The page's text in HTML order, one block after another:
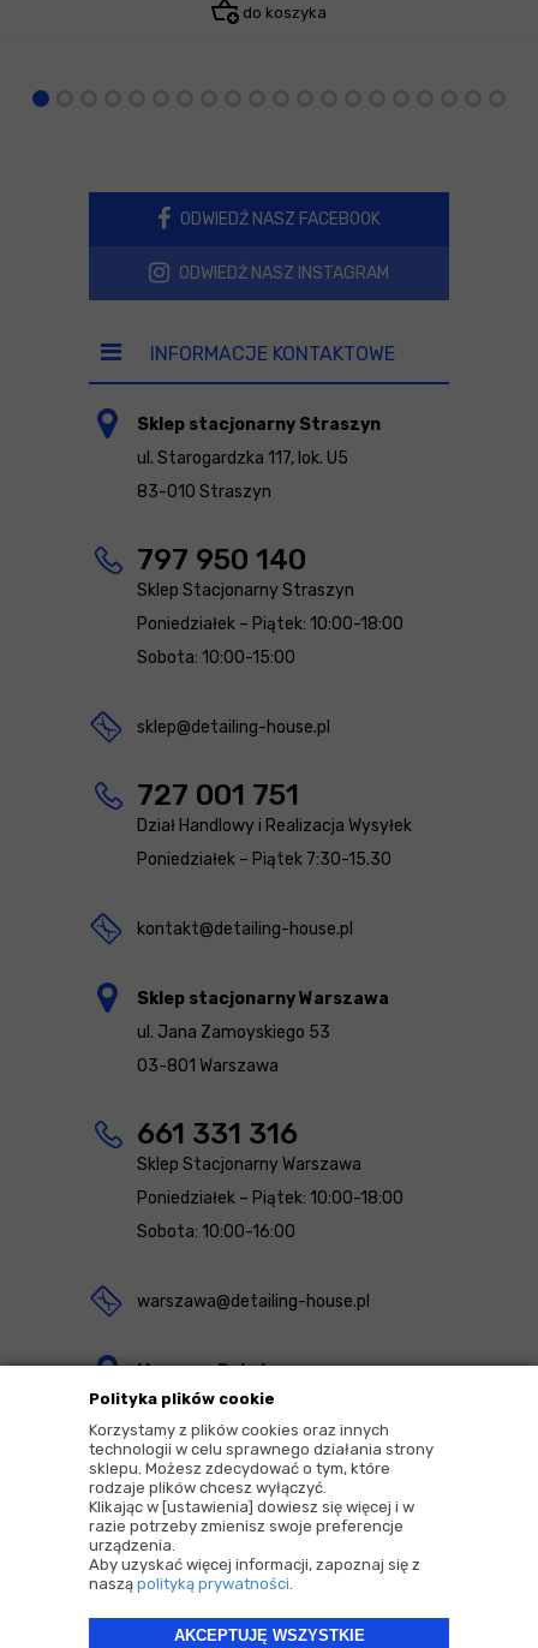
Polityka plików cookie
Korzystamy z plików cookies oraz innych
technologii w celu sprawnego działania strony
sklepu. Możesz zdecydować o tym, które
rodzaje plików chcesz wyłączyć.
Klikając w [ustawienia] dowiesz się więcej i w
razie potrzeby zmienisz swoje preferencje
urządzenia.
Aby uzyskać więcej informacji, zapoznaj się z
naszą polityką prywatności.
AKCEPTUJĘ WSZYSTKIE
do koszyka
ODWIEDŹ NASZ FACEBOOK
ODWIEDŹ NASZ INSTAGRAM
INFORMACJE KONTAKTOWE
Sklep stacjonarny Straszyn
ul. Starogardzka 117, lok. U5
83-010 Straszyn
797 950 140
Sklep Stacjonarny Straszyn
Poniedziałek – Piątek: 10:00-18:00
Sobota: 10:00-15:00
sklep@detailing-house.pl
727 001 751
Dział Handlowy i Realizacja Wysyłek
Poniedziałek – Piątek 7:30-15.30
kontakt@detailing-house.pl
Sklep stacjonarny Warszawa
ul. Jana Zamoyskiego 53
03-801 Warszawa
661 331 316
Sklep Stacjonarny Warszawa
Poniedziałek – Piątek: 10:00-18:00
Sobota: 10:00-16:00
warszawa@detailing-house.pl
Magazyn Rekcin
Nomos Sp. z o.o. sp.k.
ul. Agrestowa 1
83-010 Rekcin
2026 © Copyrights by |Detailing House